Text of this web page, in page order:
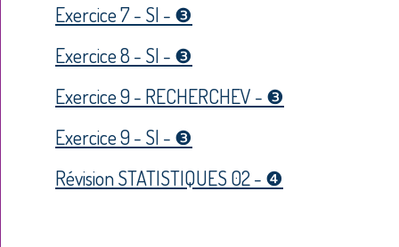
Exercice 7 - SI - ❸
Exercice 8 - SI - ❸
Exercice 9 - RECHERCHEV - ❸
Exercice 9 - SI - ❸
Révision STATISTIQUES 02 - ❹